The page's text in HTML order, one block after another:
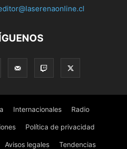
Internacionales Radio
Política de privacidad
Avisos legales Tendencias